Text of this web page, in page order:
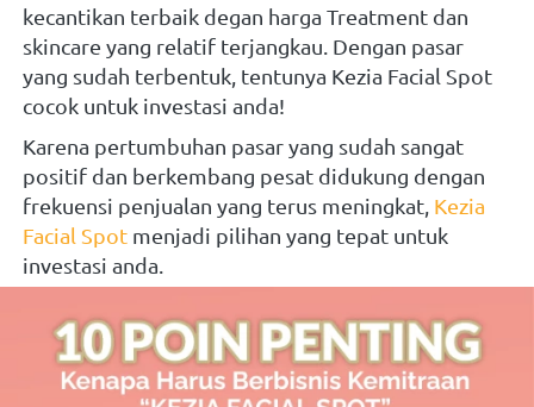
kecantikan terbaik degan harga Treatment dan
skincare yang relatif terjangkau. Dengan pasar
yang sudah terbentuk, tentunya Kezia Facial Spot
cocok untuk investasi anda!
Karena pertumbuhan pasar yang sudah sangat
positif dan berkembang pesat didukung dengan
frekuensi penjualan yang terus meningkat, Kezia
Facial Spot menjadi pilihan yang tepat untuk
investasi anda.